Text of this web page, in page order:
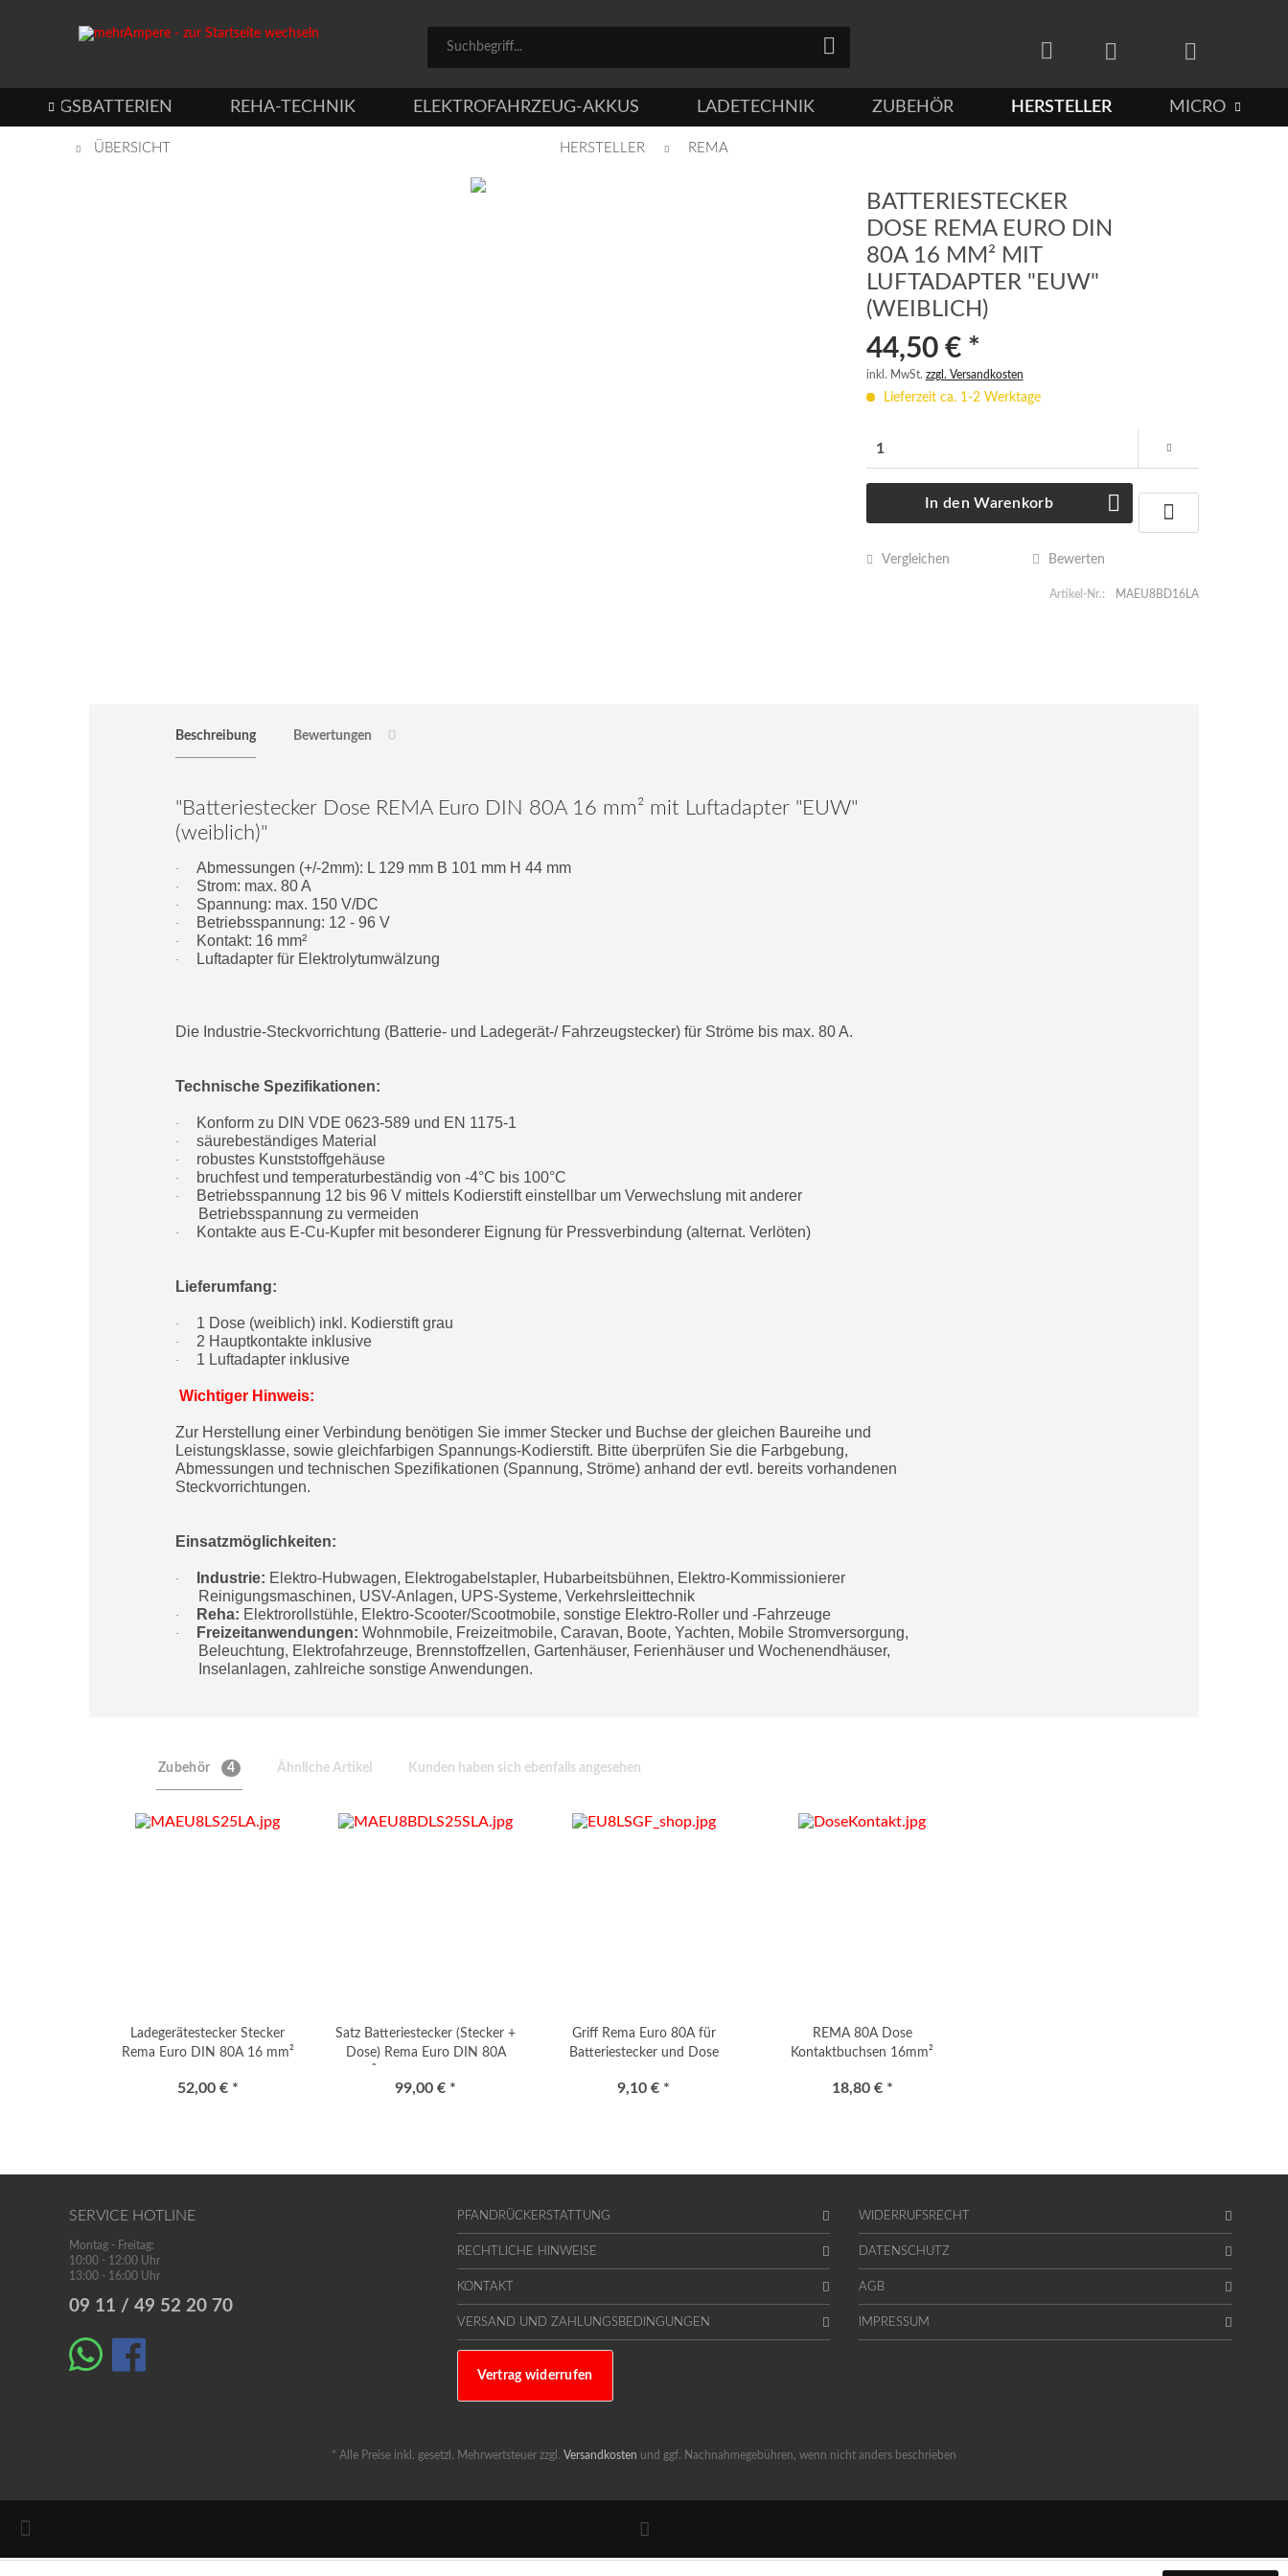
REHA-TECHNIK ELEKTROFAHRZEUG-AKKUS LADETECHNIK ZUBEHÖR HERSTELLER
 
ÜBERSICHT HERSTELLER REMA
BATTERIESTECKER
DOSE REMA EURO DIN
80A 16 MM² MIT
LUFTADAPTER "EUW"
(WEIBLICH)
44,50 € *
inkl. MwSt. zzgl. Versandkosten
Lieferzeit ca. 1-2 Werktage
In den Warenkorb
Vergleichen Bewerten
Artikel-Nr.: MAEU8BD16LA
Beschreibung Bewertungen 0
"Batteriestecker Dose REMA Euro DIN 80A 16 mm² mit Luftadapter "EUW"
(weiblich)"
· Abmessungen (+/-2mm): L 129 mm B 101 mm H 44 mm
· Strom: max. 80 A
· Spannung: max. 150 V/DC
· Betriebsspannung: 12 - 96 V
· Kontakt: 16 mm²
· Luftadapter für Elektrolytumwälzung
Die Industrie-Steckvorrichtung (Batterie- und Ladegerät-/ Fahrzeugstecker) für Ströme bis max. 80 A.
Technische Spezifikationen:
· Konform zu DIN VDE 0623-589 und EN 1175-1
· säurebeständiges Material
· robustes Kunststoffgehäuse
· bruchfest und temperaturbeständig von -4°C bis 100°C
·
Betriebsspannung 12 bis 96 V mittels Kodierstift einstellbar um Verwechslung mit anderer
Betriebsspannung zu vermeiden
· Kontakte aus E-Cu-Kupfer mit besonderer Eignung für Pressverbindung (alternat. Verlöten)
Lieferumfang:
· 1 Dose (weiblich) inkl. Kodierstift grau
· 2 Hauptkontakte inklusive
· 1 Luftadapter inklusive
Wichtiger Hinweis:
Zur Herstellung einer Verbindung benötigen Sie immer Stecker und Buchse der gleichen Baureihe und
Leistungsklasse, sowie gleichfarbigen Spannungs-Kodierstift. Bitte überprüfen Sie die Farbgebung,
Abmessungen und technischen Spezifikationen (Spannung, Ströme) anhand der evtl. bereits vorhandenen
Steckvorrichtungen.
Einsatzmöglichkeiten:
· Industrie: Elektro-Hubwagen, Elektrogabelstapler, Hubarbeitsbühnen, Elektro-Kommissionierer
Reinigungsmaschinen, USV-Anlagen, UPS-Systeme, Verkehrsleittechnik
· Reha: Elektrorollstühle, Elektro-Scooter/Scootmobile, sonstige Elektro-Roller und -Fahrzeuge
· Freizeitanwendungen: Wohnmobile, Freizeitmobile, Caravan, Boote, Yachten, Mobile Stromversorgung,
Beleuchtung, Elektrofahrzeuge, Brennstoffzellen, Gartenhäuser, Ferienhäuser und Wochenendhäuser,
Inselanlagen, zahlreiche sonstige Anwendungen.
Zubehör 4 Ähnliche Artikel Kunden haben sich ebenfalls angesehen
Ladegerätestecker Stecker
Rema Euro DIN 80A 16 mm²
(männlich)
52,00 € *
Satz Batteriestecker (Stecker +
Dose) Rema Euro DIN 80A
99,00 € *
Griff Rema Euro 80A für
Batteriestecker und Dose
9,10 € *
REMA 80A Dose
Kontaktbuchsen 16mm²
18,80 € *
SERVICE HOTLINE
Montag - Freitag:
10:00 - 12:00 Uhr
13:00 - 16:00 Uhr
09 11 / 49 52 20 70
PFANDRÜCKERSTATTUNG
RECHTLICHE HINWEISE
KONTAKT
VERSAND UND ZAHLUNGSBEDINGUNGEN
Vertrag widerrufen
WIDERRUFSRECHT
DATENSCHUTZ
AGB
IMPRESSUM
* Alle Preise inkl. gesetzl. Mehrwertsteuer zzgl. Versandkosten und ggf. Nachnahmegebühren, wenn nicht anders beschrieben